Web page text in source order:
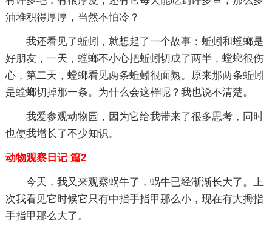
油堆积得厚厚，当然不怕冷？
我还看见了蚯蚓，就想起了一个故事：蚯蚓和螳螂是
好朋友，一天，螳螂不小心把蚯蚓切成了两半，螳螂很伤
心，第二天，螳螂看见两条蚯蚓很面熟。原来那两条蚯蚓
是螳螂切掉那一条。为什么会这样呢？我也说不清楚。
我爱参观动物园，因为它给我带来了很多思考，同时
也使我增长了不少知识。
动物观察日记 篇2
今天，我又来观察蜗牛了，蜗牛已经渐渐长大了。上
次我看见它时候它只有中指手指甲那么小，现在有大拇指
手指甲那么大了。